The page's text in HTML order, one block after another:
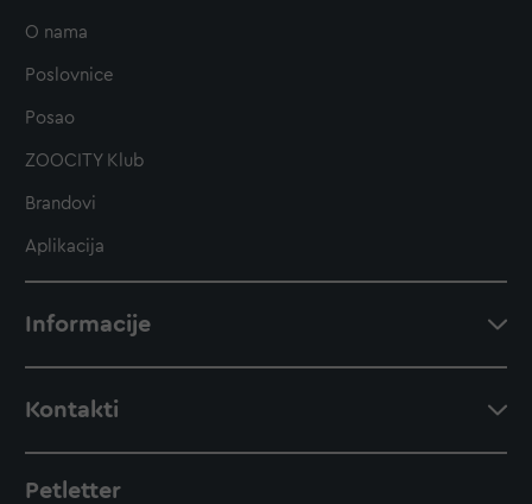
O nama
Poslovnice
Posao
ZOOCITY Klub
Brandovi
Aplikacija
Informacije
Kontakti
Petletter